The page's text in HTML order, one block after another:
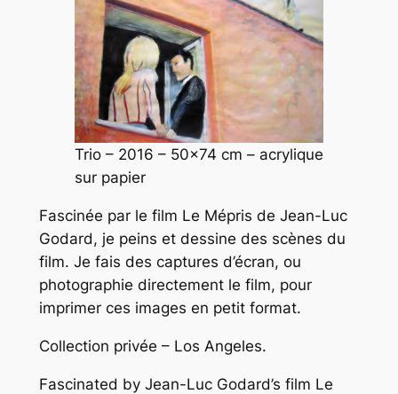
Trio– 2016 – 50×74 cm – acrylique
sur papier
Fascinée par le film Le Mépris de Jean-Luc
Godard, je peins et dessine des scènes du
film. Je fais des captures d’écran, ou
photographie directement le film, pour
imprimer ces images en petit format.
Collection privée – Los Angeles.
Fascinated by Jean-Luc Godard’s film Le